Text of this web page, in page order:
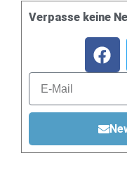
Verpasse keine